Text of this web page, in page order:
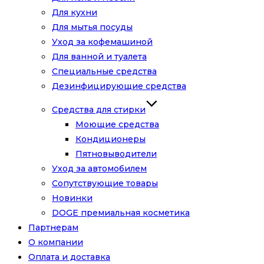
Для кухни
Для мытья посуды
Уход за кофемашиной
Для ванной и туалета
Специальные средства
Дезинфицирующие средства
Средства для стирки
Моющие средства
Кондиционеры
Пятновыводители
Уход за автомобилем
Сопутствующие товары
Новинки
DOGE премиальная косметика
Партнерам
О компании
Оплата и доставка